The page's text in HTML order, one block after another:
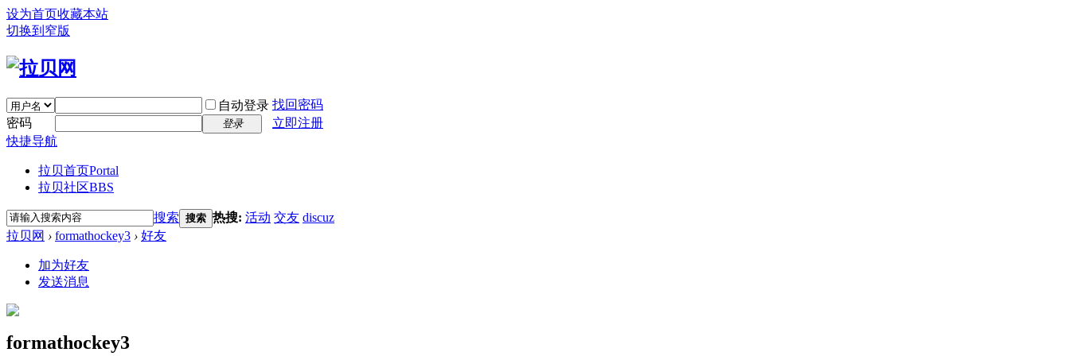
设为首页收藏本站
切换到窄版
自动登录 找回密码
密码
登录
立即注册
快捷导航
拉贝首页Portal
拉贝社区BBS
搜索 搜索 热搜: 活动 交友 discuz
拉贝网 › formathockey3 › 好友
加为好友
发送消息
formathockey3